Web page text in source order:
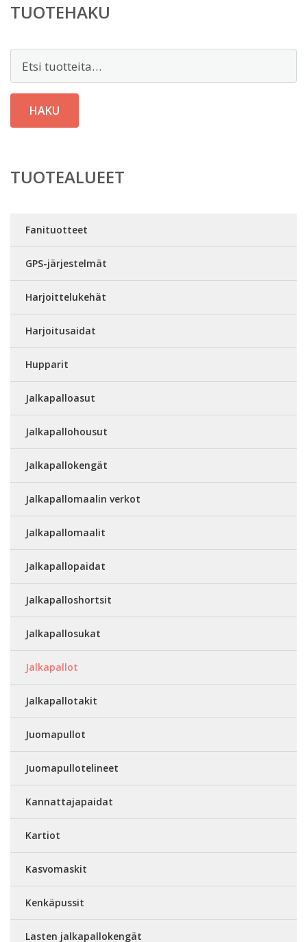
TUOTEHAKU
HAKU
TUOTEALUEET
Fanituotteet
GPS-järjestelmät
Harjoittelukehät
Harjoitusaidat
Hupparit
Jalkapalloasut
Jalkapallohousut
Jalkapallokengät
Jalkapallomaalin verkot
Jalkapallomaalit
Jalkapallopaidat
Jalkapalloshortsit
Jalkapallosukat
Jalkapallot
Jalkapallotakit
Juomapullot
Juomapullotelineet
Kannattajapaidat
Kartiot
Kasvomaskit
Kenkäpussit
Lasten jalkapallokengät